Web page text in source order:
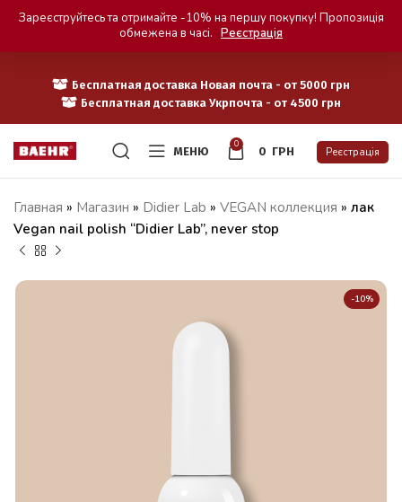
Бесплатная доставка Новая почта - от 5000 грн
Бесплатная доставка Укрпочта - от 4500 грн
МЕНЮ
0
0 ГРН Реєстрація
Главная » Магазин » Didier Lab » VEGAN коллекция » лак
Vegan nail polish “Didier Lab”, never stop
-10%
Зареєструйтесь та отримайте -10% на першу покупку! Пропозиція
обмежена в часі. Реєстрація